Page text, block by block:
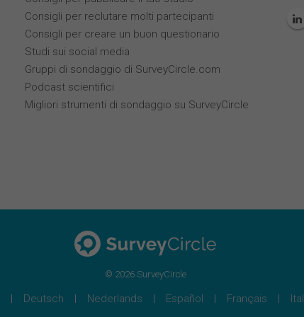
Consigli per reclutare molti partecipanti
Consigli per creare un buon questionario
Studi sui social media
Gruppi di sondaggio di SurveyCircle.com
Podcast scientifici
Migliori strumenti di sondaggio su SurveyCircle
© 2026 SurveyCircle
Deutsch Nederlands Español Français